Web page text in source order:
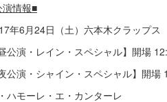
演情報■
年6月24日（土）六本木クラップス
昼公演・レイン・スペシャル】開場
夜公演・シャイン・スペシャル】開
ハモーレ・エ・カンターレ